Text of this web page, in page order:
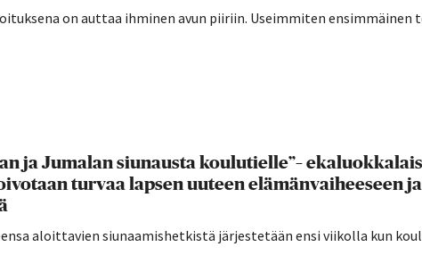
on auttaa ihminen avun piiriin. Useimmiten ensimmäinen
ja Jumalan siunausta koulutielle”–
turvaa lapsen uuteen elämänvaiheeseen
aloittavien siunaamishetkistä järjestetään ensi viikolla kun